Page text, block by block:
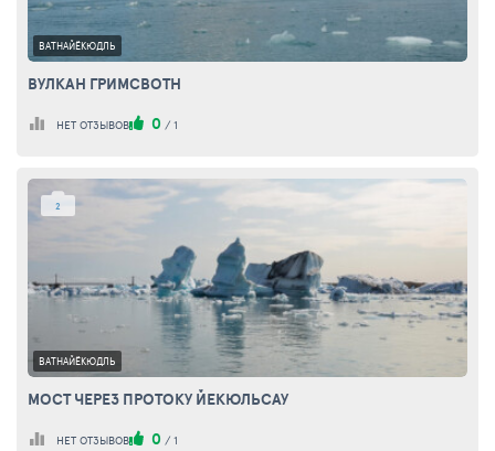
ВАТНАЙЁКЮДЛЬ
ВУЛКАН ГРИМСВОТН
НЕТ ОТЗЫВОВ 0 / 1
2
ВАТНАЙЁКЮДЛЬ
МОСТ ЧЕРЕЗ ПРОТОКУ ЙЕКЮЛЬСАУ
НЕТ ОТЗЫВОВ 0 / 1